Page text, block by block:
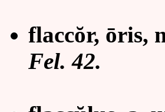
flaccŏr, ōris,
Fel. 42.